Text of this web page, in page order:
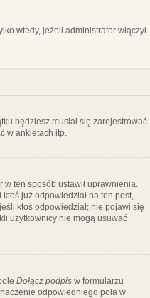
wtedy, jeżeli administrator włączył
będziesz musiał się zarejestrować.
w ankietach itp.
ten sposób ustawił uprawnienia.
już odpowiedział na ten post,
ktoś odpowiedział; nie pojawi się
użytkownicy nie mogą usuwać
Dołącz podpis w formularzu
odpowiedniego pola w